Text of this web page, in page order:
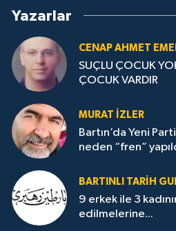
Yazarlar
CENAP AHMET
SUÇLU ÇOCUK
ÇOCUK VARDIR
MURAT İZLER
Bartın’da Yeni
neden “fren”
BARTINLI TARIH
9 erkek ile 3
edilmelerine...